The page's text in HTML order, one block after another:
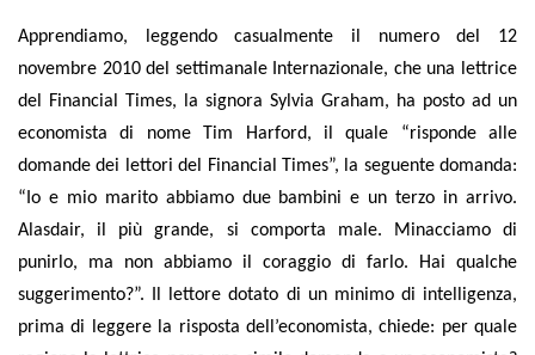
Apprendiamo, leggendo casualmente il numero del 12
novembre 2010 del settimanale Internazionale, che una lettrice
del Financial Times, la signora Sylvia Graham, ha posto ad un
economista di nome Tim Harford, il quale “risponde alle
domande dei lettori del Financial Times”, la seguente domanda:
“ Io e mio marito abbiamo due bambini e un terzo in arrivo.
Alasdair, il più grande, si comporta male. Minacciamo di
punirlo, ma non abbiamo il coraggio di farlo. Hai qualche
suggerimento?”. Il lettore dotato di un minimo di intelligenza,
prima di leggere la risposta dell’economista, chiede: per quale